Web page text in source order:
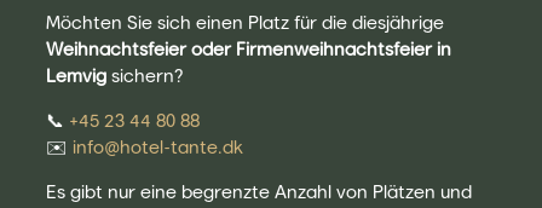
Möchten Sie sich einen Platz für die diesjährige
Weihnachtsfeier oder Firmenweihnachtsfeier in
Lemvig sichern?
📞 +45 23 44 80 88
✉️ info@hotel-tante.dk
Es gibt nur eine begrenzte Anzahl von Plätzen und